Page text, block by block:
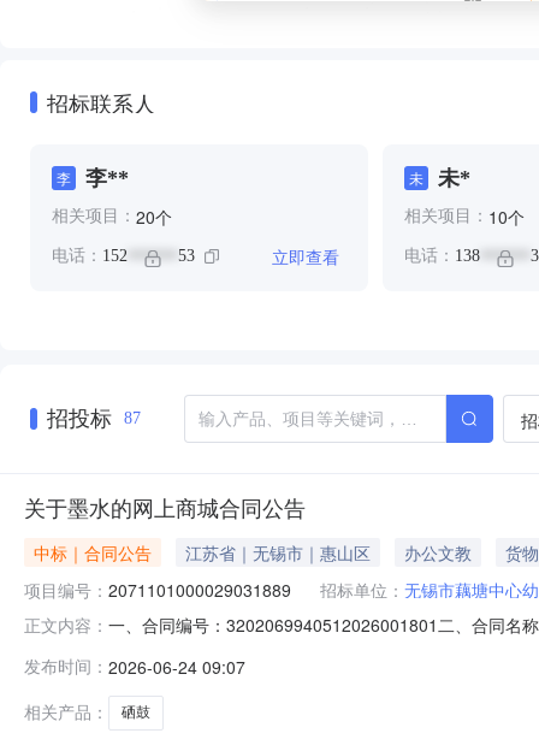
招标联系人
李 李**
相关项目： 20个
电话： 152 ****** 53 立即查看
未 未*
相关项目： 10个
电话： 138******
招投标 87
关于墨水的网上商城合同公告
中标｜合同公告 江苏省｜无锡市｜惠山区 办公文教
货物
项目编号： 2071101000029031889 招标单位： 无锡市藕塘中心
正文内容： 一、合同编号：3202069940512026001801二、合同名
18651666113六、合同主要信息1.主要标的信息：序号
发布时间： 2026-06-24 09:07
相关产品：
硒鼓